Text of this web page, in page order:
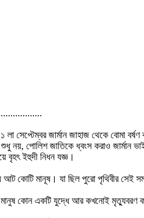
সেপ্টেম্বর জার্মান জাহাজ থেকে বোমা
নয়, পোলিশ জাতিকে ধ্বংস করাও জার্মান
বৃহৎ ইহুদী নিধন যজ্ঞ।
আট কোটি মানূষ। যা ছিল পুরো পৃথিবীর
কোন একটি যুদ্ধে আর কখনোই মৃত্যুবরণ